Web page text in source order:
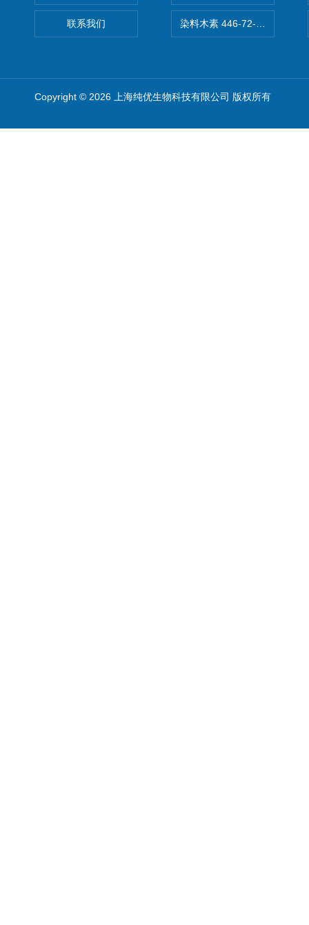
联系我们 染料木素 446-72-0
Copyright © 2026 上海纯优生物科技有限公司 版权所有